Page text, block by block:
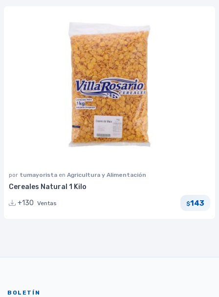
por tumayorista en Agricultura y Alimentación
Cereales Natural 1 Kilo
+130 Ventas $143
BOLETÍN